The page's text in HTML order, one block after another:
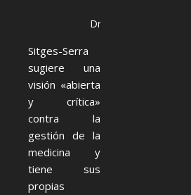
Dr Antonio Sitges-Serra
Sitges-Serra
sugiere una
visión «abierta
y crítica»
contra la
gestión de la
medicina y
tiene sus
propias